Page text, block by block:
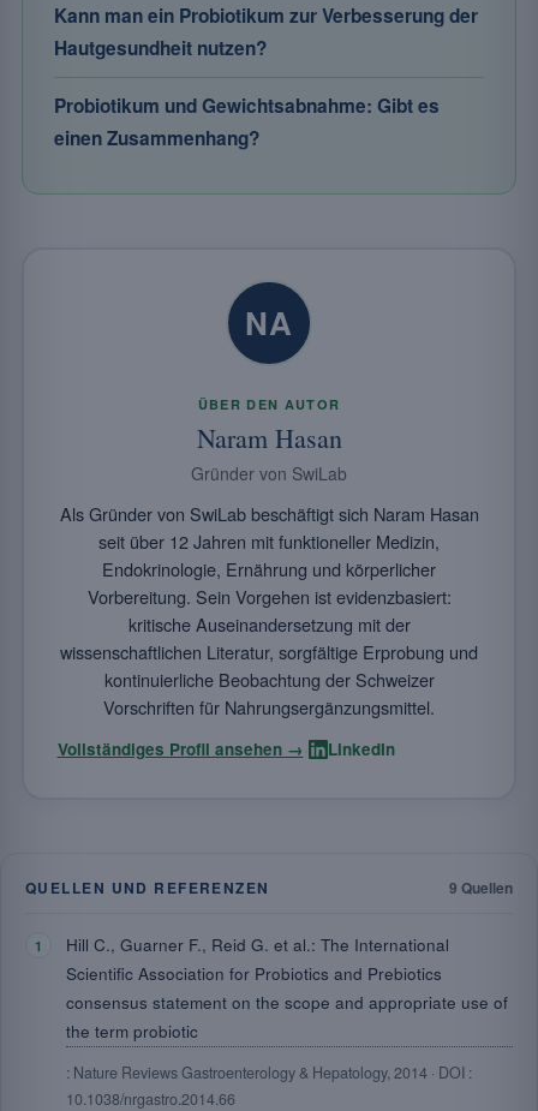
Kann man ein Probiotikum zur Verbesserung der
Hautgesundheit nutzen?
Probiotikum und Gewichtsabnahme: Gibt es
einen Zusammenhang?
NA
ÜBER DEN AUTOR
Naram Hasan
Gründer von SwiLab
Als Gründer von SwiLab beschäftigt sich Naram Hasan
seit über 12 Jahren mit funktioneller Medizin,
Endokrinologie, Ernährung und körperlicher
Vorbereitung. Sein Vorgehen ist evidenzbasiert:
kritische Auseinandersetzung mit der
wissenschaftlichen Literatur, sorgfältige Erprobung und
kontinuierliche Beobachtung der Schweizer
Vorschriften für Nahrungsergänzungsmittel.
Vollständiges Profil ansehen → LinkedIn
QUELLEN UND REFERENZEN 9 Quellen
Hill C., Guarner F., Reid G. et al.: The International
Scientific Association for Probiotics and Prebiotics
consensus statement on the scope and appropriate use of
the term probiotic
: Nature Reviews Gastroenterology & Hepatology, 2014 · DOI :
10.1038/nrgastro.2014.66